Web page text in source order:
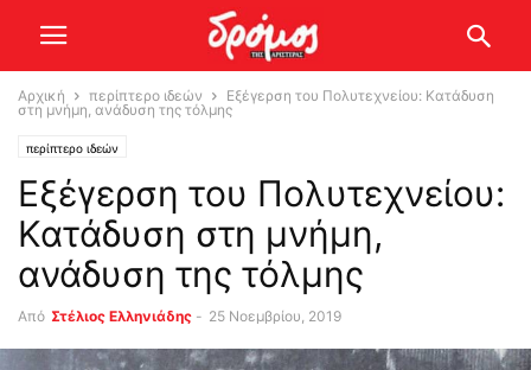
Αρχική περίπτερο ιδεών
Εξέγερση του Πολυτεχνείου: Κατάδυση
στη μνήμη, ανάδυση της τόλμης
περίπτερο ιδεών
Εξέγερση του Πολυτεχνείου:
Κατάδυση στη μνήμη,
ανάδυση της τόλμης
Από Στέλιος Ελληνιάδης - 25 Νοεμβρίου, 2019